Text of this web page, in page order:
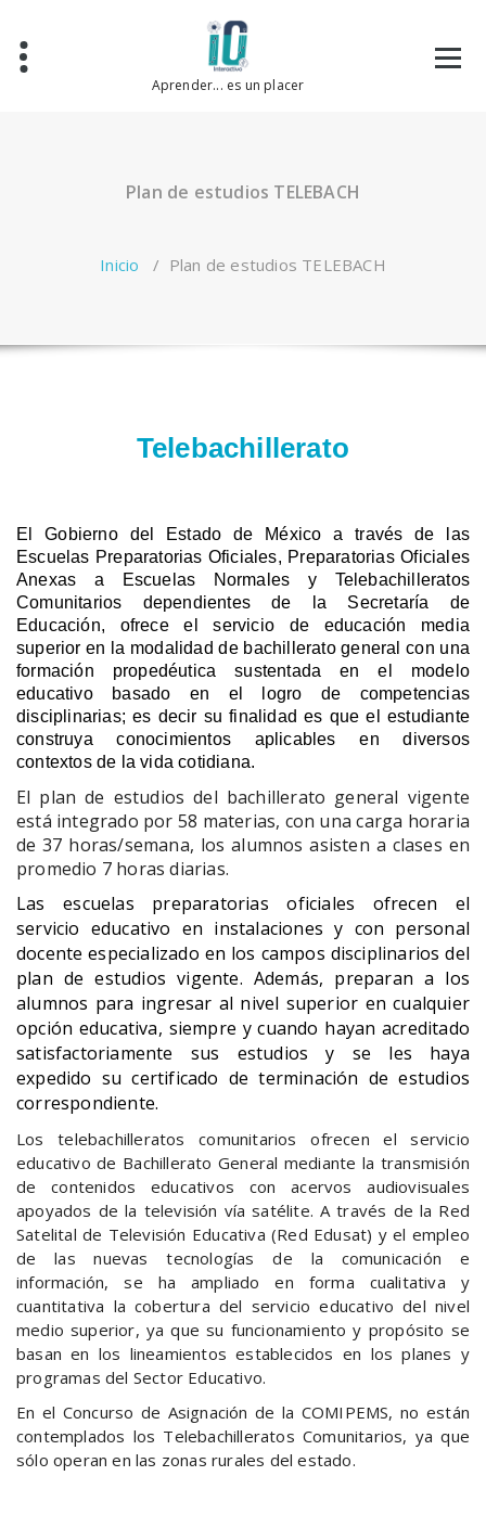
contenido
Aprender... es un placer
Plan de estudios TELEBACH
Inicio / Plan de estudios TELEBACH
Telebachillerato
El Gobierno del Estado de México a través de las
Escuelas Preparatorias Oficiales, Preparatorias Oficiales
Anexas a Escuelas Normales y Telebachilleratos
Comunitarios dependientes de la Secretaría de
Educación, ofrece el servicio de educación media
superior en la modalidad de bachillerato general con una
formación propedéutica sustentada en el modelo
educativo basado en el logro de competencias
disciplinarias; es decir su finalidad es que el estudiante
construya conocimientos aplicables en diversos
contextos de la vida cotidiana.
El plan de estudios del bachillerato general vigente
está integrado por 58 materias, con una carga horaria
de 37 horas/semana, los alumnos asisten a clases en
promedio 7 horas diarias.
Las escuelas preparatorias oficiales ofrecen el
servicio educativo en instalaciones y con personal
docente especializado en los campos disciplinarios del
plan de estudios vigente. Además, preparan a los
alumnos para ingresar al nivel superior en cualquier
opción educativa, siempre y cuando hayan acreditado
satisfactoriamente sus estudios y se les haya
expedido su certificado de terminación de estudios
correspondiente.
Los telebachilleratos comunitarios ofrecen el servicio
educativo de Bachillerato General mediante la transmisión
de contenidos educativos con acervos audiovisuales
apoyados de la televisión vía satélite. A través de la Red
Satelital de Televisión Educativa (Red Edusat) y el empleo
de las nuevas tecnologías de la comunicación e
información, se ha ampliado en forma cualitativa y
cuantitativa la cobertura del servicio educativo del nivel
medio superior, ya que su funcionamiento y propósito se
basan en los lineamientos establecidos en los planes y
programas del Sector Educativo.
En el Concurso de Asignación de la COMIPEMS, no están
contemplados los Telebachilleratos Comunitarios, ya que
sólo operan en las zonas rurales del estado.